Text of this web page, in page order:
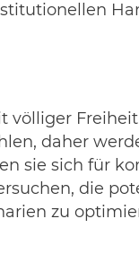
völliger
daher
sie sich für
die
zu